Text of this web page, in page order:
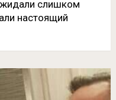
слишком
настоящий